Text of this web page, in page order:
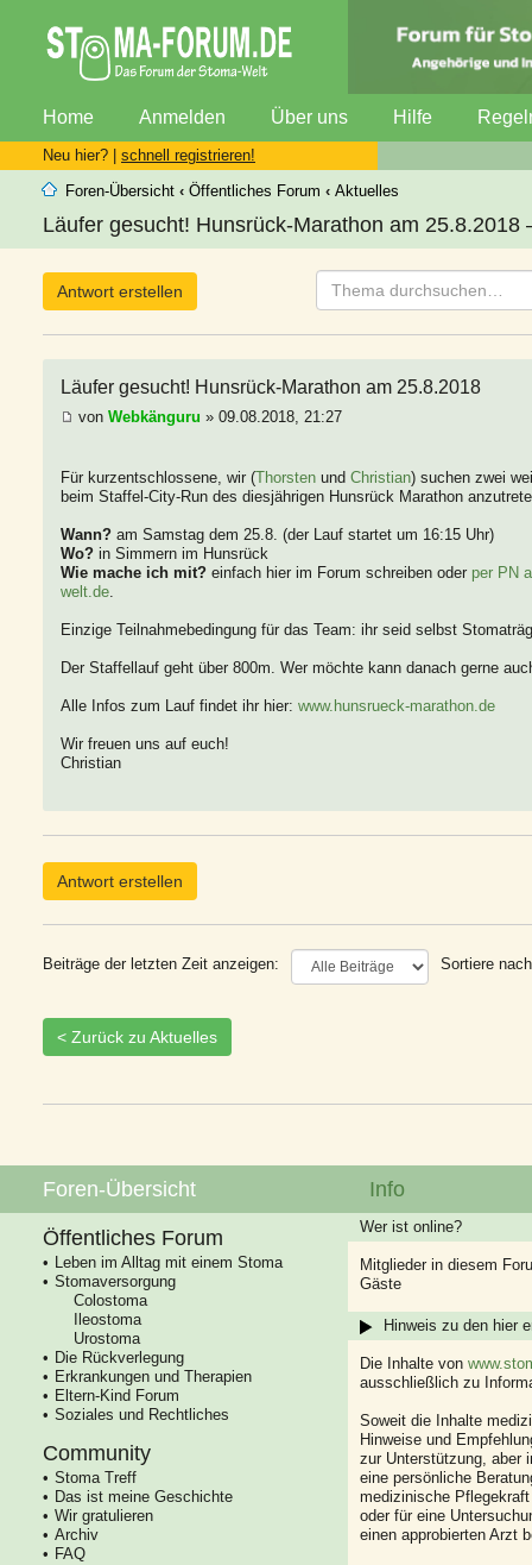
Home Anmelden Über uns Hilfe
Neu hier? | schnell registrieren!
Foren-Übersicht ‹ Öffentliches Forum ‹ Aktuelles
Läufer gesucht! Hunsrück-Marathon am 25.8.2018
Antwort erstellen
Läufer gesucht! Hunsrück-Marathon am 25.8.2018
von Webkänguru » 09.08.2018, 21:27
Für kurzentschlossene, wir (Thorsten und Christian) suchen zwei
beim Staffel-City-Run des diesjährigen Hunsrück Marathon
Wann? am Samstag dem 25.8. (der Lauf startet um 16:15 Uhr)
Wo? in Simmern im Hunsrück
Wie mache ich mit? einfach hier im Forum schreiben oder per PN
welt.de.
Einzige Teilnahmebedingung für das Team: ihr seid selbst
Der Staffellauf geht über 800m. Wer möchte kann danach gerne
Alle Infos zum Lauf findet ihr hier: www.hunsrueck-marathon.de
Wir freuen uns auf euch!
Christian
Antwort erstellen
Beiträge der letzten Zeit anzeigen: Sortiere
< Zurück zu Aktuelles
Foren-Übersicht
Öffentliches Forum
Leben im Alltag mit einem Stoma
Stomaversorgung
Colostoma
Ileostoma
Urostoma
Die Rückverlegung
Erkrankungen und Therapien
Eltern-Kind Forum
Soziales und Rechtliches
Community
Stoma Treff
Das ist meine Geschichte
Wir gratulieren
Archiv
FAQ
Info
Wer ist online?
Mitglieder in diesem
Gäste
Hinweis zu den hier
Die Inhalte von
ausschließlich zu
Soweit die Inhalte
Hinweise und
zur Unterstützung, aber
eine persönliche
medizinische
oder für eine
einen approbierten Arzt